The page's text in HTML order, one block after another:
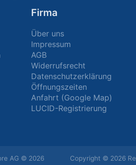
Firma
Über uns
Impressum
AGB
Widerrufsrecht
Datenschutzerklärung
Öffnungszeiten
Anfahrt (Google Map)
LUCID-Registrierung
AG © 2026 Copyright © 2026